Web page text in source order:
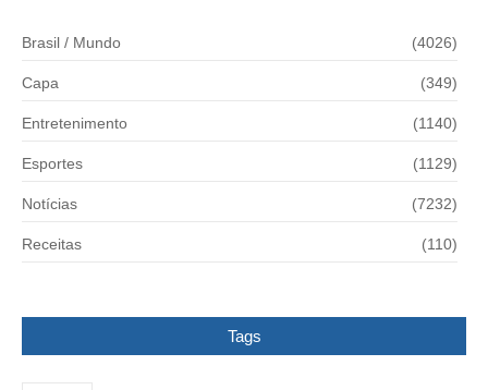
Brasil / Mundo (4026)
Capa (349)
Entretenimento (1140)
Esportes (1129)
Notícias (7232)
Receitas (110)
Tags